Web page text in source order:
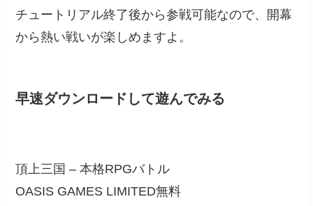
チュートリアル終了後から参戦可能なので、開幕
から熱い戦いが楽しめますよ。
早速ダウンロードして遊んでみる
頂上三国 – 本格RPGバトル
OASIS GAMES LIMITED無料